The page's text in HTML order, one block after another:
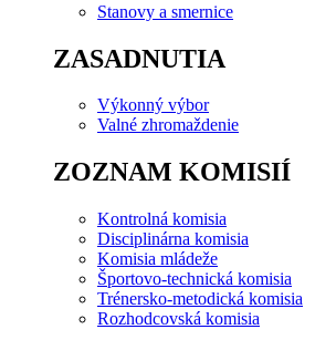
Stanovy a smernice
ZASADNUTIA
Výkonný výbor
Valné zhromaždenie
ZOZNAM KOMISIÍ
Kontrolná komisia
Disciplinárna komisia
Komisia mládeže
Športovo-technická komisia
Trénersko-metodická komisia
Rozhodcovská komisia